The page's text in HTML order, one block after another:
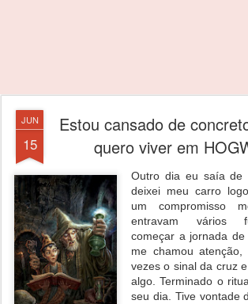
JUN
15
Estou cansado de
quero viver em
Outro dia eu saía de
deixei meu carro
um compromisso
entravam vários
começar a jornada
me chamou
vezes o sinal da cruz
algo. Terminado o
seu dia. Tive vontade